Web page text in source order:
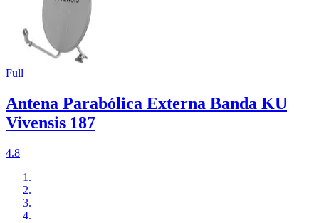
Full
Antena Parabólica Externa Banda KU
Vivensis 187
4.8